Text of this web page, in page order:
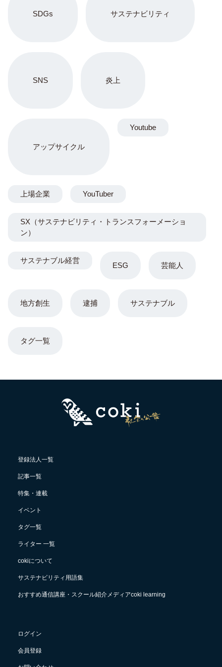
SDGs サステナビリティ
SNS 炎上
アップサイクル
ESG 芸能人
地方創生 逮捕 サステナブル
Youtube
上場企業 YouTuber
SX（サステナビリティ・トランスフォーメーショ
ン）
サステナブル経営
タグ一覧
登録法人一覧
記事一覧
特集・連載
イベント
タグ一覧
ライター 一覧
cokiについて
サステナビリティ用語集
おすすめ通信講座・スクール紹介メディアcoki learning
ログイン
会員登録